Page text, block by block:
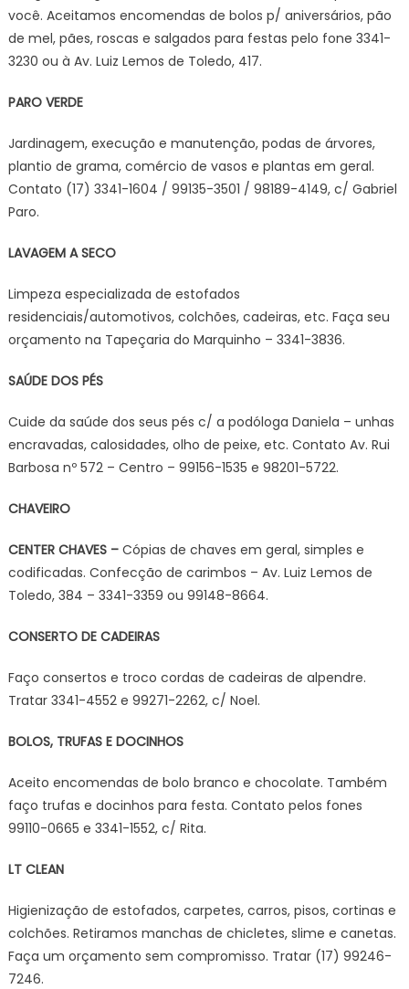
você. Aceitamos encomendas de bolos p/ aniversários, pão
de mel, pães, roscas e salgados para festas pelo fone 3341-
3230 ou à Av. Luiz Lemos de Toledo, 417.
PARO VERDE
Jardinagem, execução e manutenção, podas de árvores,
plantio de grama, comércio de vasos e plantas em geral.
Contato (17) 3341-1604 / 99135-3501 / 98189-4149, c/ Gabriel
Paro.
LAVAGEM A SECO
Limpeza especializada de estofados
residenciais/automotivos, colchões, cadeiras, etc. Faça seu
orçamento na Tapeçaria do Marquinho – 3341-3836.
SAÚDE DOS PÉS
Cuide da saúde dos seus pés c/ a podóloga Daniela – unhas
encravadas, calosidades, olho de peixe, etc. Contato Av. Rui
Barbosa nº 572 – Centro – 99156-1535 e 98201-5722.
CHAVEIRO
CENTER CHAVES –Cópias de chaves em geral, simples e
codificadas. Confecção de carimbos – Av. Luiz Lemos de
Toledo, 384 – 3341-3359 ou 99148-8664.
CONSERTO DE CADEIRAS
Faço consertos e troco cordas de cadeiras de alpendre.
Tratar 3341-4552 e 99271-2262, c/ Noel.
BOLOS, TRUFAS E DOCINHOS
Aceito encomendas de bolo branco e chocolate. Também
faço trufas e docinhos para festa. Contato pelos fones
99110-0665 e 3341-1552, c/ Rita.
LT CLEAN
Higienização de estofados, carpetes, carros, pisos, cortinas e
colchões. Retiramos manchas de chicletes, slime e canetas.
Faça um orçamento sem compromisso. Tratar (17) 99246-
7246.